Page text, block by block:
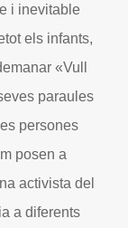
i inevitable
els infants,
«Vull
paraules
persones
posen a
activista del
a diferents